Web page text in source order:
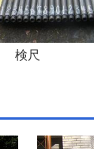
検尺